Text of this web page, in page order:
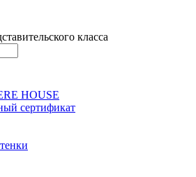
класса
HOUSE
сертификат